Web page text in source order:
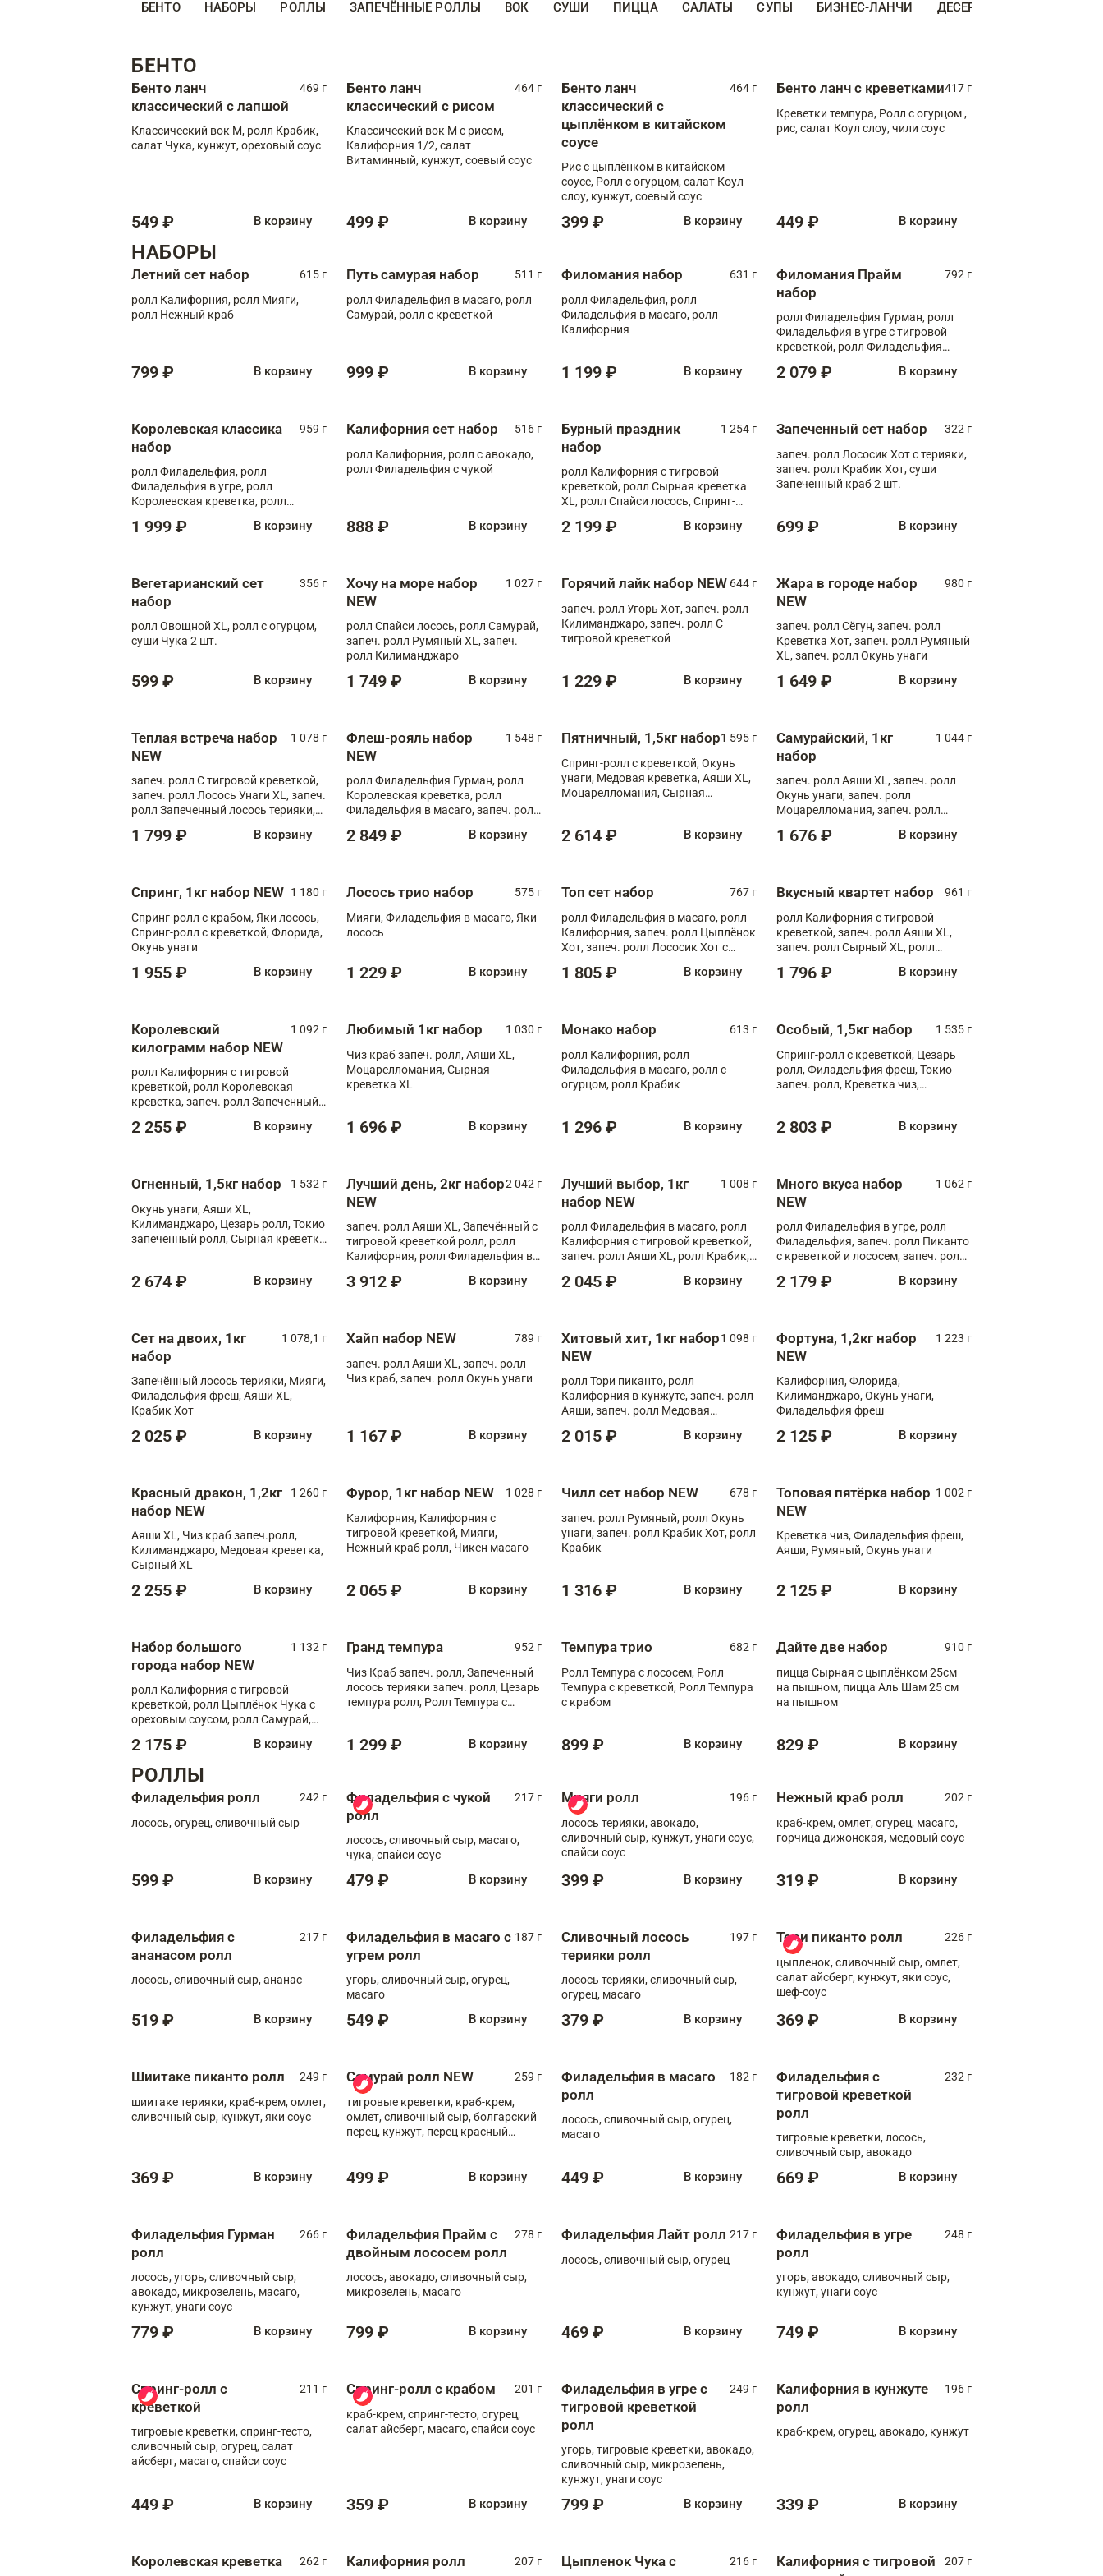
БЕНТО НАБОРЫ РОЛЛЫ ЗАПЕЧЁННЫЕ РОЛЛЫ ВОК СУШИ ПИЦЦА САЛАТЫ СУПЫ БИЗНЕС-ЛАНЧИ ДЕСЕРТЫ
БЕНТО
Бенто ланч
классический с лапшой
469 г
Классический вок М, ролл Крабик,
салат Чука, кунжут, ореховый соус
549 ₽ В корзину
Бенто ланч
классический с рисом
464 г
Классический вок М с рисом,
Калифорния 1/2, салат
Витаминный, кунжут, соевый соус
499 ₽ В корзину
Бенто ланч
классический с
цыплёнком в китайском
соусе
464 г
Рис с цыплёнком в китайском
соусе, Ролл с огурцом, салат Коул
слоу, кунжут, соевый соус
399 ₽ В корзину
Бенто ланч с креветками417 г
Креветки темпура, Ролл с огурцом ,
рис, салат Коул слоу, чили соус
449 ₽ В корзину
НАБОРЫ
Летний сет набор
615 г
ролл Калифорния, ролл Мияги,
ролл Нежный краб
799 ₽ В корзину
Путь самурая набор
511 г
ролл Филадельфия в масаго, ролл
Самурай, ролл с креветкой
999 ₽ В корзину
Филомания набор
631 г
ролл Филадельфия, ролл
Филадельфия в масаго, ролл
Калифорния
1 199 ₽ В корзину
Филомания Прайм
набор
792 г
ролл Филадельфия Гурман, ролл
Филадельфия в угре с тигровой
креветкой, ролл Филадельфия
2 079 ₽ В корзину
Королевская классика
набор
959 г
ролл Филадельфия, ролл
Филадельфия в угре, ролл
Королевская креветка, ролл
1 999 ₽ В корзину
Калифорния сет набор
516 г
ролл Калифорния, ролл с авокадо,
ролл Филадельфия с чукой
888 ₽ В корзину
Бурный праздник
набор
1 254 г
ролл Калифорния с тигровой
креветкой, ролл Сырная креветка
XL, ролл Спайси лосось, Спринг-
Медовая креветка
2 199 ₽ В корзину
Запеченный сет набор
322 г
запеч. ролл Лососик Хот с терияки,
запеч. ролл Крабик Хот, суши
Запеченный краб 2 шт.
699 ₽ В корзину
Вегетарианский сет
набор
356 г
ролл Овощной XL, ролл с огурцом,
суши Чука 2 шт.
599 ₽ В корзину
Хочу на море набор
NEW
1 027 г
ролл Спайси лосось, ролл Самурай,
запеч. ролл Румяный XL, запеч.
ролл Килиманджаро
1 749 ₽ В корзину
Горячий лайк набор NEW 644 г
запеч. ролл Угорь Хот, запеч. ролл
Килиманджаро, запеч. ролл С
тигровой креветкой
1 229 ₽ В корзину
Жара в городе набор
NEW
980 г
запеч. ролл Сёгун, запеч. ролл
Креветка Хот, запеч. ролл Румяный
XL, запеч. ролл Окунь унаги
1 649 ₽ В корзину
Теплая встреча набор
NEW
1 078 г
запеч. ролл С тигровой креветкой,
запеч. ролл Лосось Унаги XL, запеч.
ролл Запеченный лосось терияки,
1 799 ₽ В корзину
Флеш-рояль набор
NEW
1 548 г
ролл Филадельфия Гурман, ролл
Королевская креветка, ролл
Филадельфия в масаго, запеч. ролл
Тигровая креветка с моцареллой,
2 849 ₽ В корзину
Пятничный, 1,5кг набор1 595 г
Спринг-ролл с креветкой, Окунь
унаги, Медовая креветка, Аяши XL,
Моцарелломания, Сырная
2 614 ₽ В корзину
Самурайский, 1кг
набор
1 044 г
запеч. ролл Аяши XL, запеч. ролл
Окунь унаги, запеч. ролл
Моцарелломания, запеч. ролл
1 676 ₽ В корзину
Спринг, 1кг набор NEW 1 180 г
Спринг-ролл с крабом, Яки лосось,
Спринг-ролл с креветкой, Флорида,
Окунь унаги
1 955 ₽ В корзину
Лосось трио набор
575 г
Мияги, Филадельфия в масаго, Яки
лосось
1 229 ₽ В корзину
Топ сет набор
767 г
ролл Филадельфия в масаго, ролл
Калифорния, запеч. ролл Цыплёнок
Хот, запеч. ролл Лососик Хот с
1 805 ₽ В корзину
Вкусный квартет набор
961 г
ролл Калифорния с тигровой
креветкой, запеч. ролл Аяши XL,
запеч. ролл Сырный XL, ролл
1 796 ₽ В корзину
Королевский
килограмм набор NEW
1 092 г
ролл Калифорния с тигровой
креветкой, ролл Королевская
креветка, запеч. ролл Запеченный
XL, запеч. ролл Крабик Хот
2 255 ₽ В корзину
Любимый 1кг набор
1 030 г
Чиз краб запеч. ролл, Аяши XL,
Моцарелломания, Сырная
креветка XL
1 696 ₽ В корзину
Монако набор
613 г
ролл Калифорния, ролл
Филадельфия в масаго, ролл с
огурцом, ролл Крабик
1 296 ₽ В корзину
Особый, 1,5кг набор
1 535 г
Спринг-ролл с креветкой, Цезарь
ролл, Филадельфия фреш, Токио
запеч. ролл, Креветка чиз,
2 803 ₽ В корзину
Огненный, 1,5кг набор
1 532 г
Окунь унаги, Аяши XL,
Килиманджаро, Цезарь ролл, Токио
запеченный ролл, Сырная креветка
2 674 ₽ В корзину
Лучший день, 2кг набор
NEW
2 042 г
запеч. ролл Аяши XL, Запечённый с
тигровой креветкой ролл, ролл
Калифорния, ролл Филадельфия в
запеч. ролл Моцарелломания, ролл
3 912 ₽ В корзину
Лучший выбор, 1кг
набор NEW
1 008 г
ролл Филадельфия в масаго, ролл
Калифорния с тигровой креветкой,
запеч. ролл Аяши XL, ролл Крабик,
2 045 ₽ В корзину
Много вкуса набор
NEW
1 062 г
ролл Филадельфия в угре, ролл
Филадельфия, запеч. ролл Пиканто
с креветкой и лососем, запеч. ролл
2 179 ₽ В корзину
Сет на двоих, 1кг
набор
1 078,1 г
Запечённый лосось терияки, Мияги,
Филадельфия фреш, Аяши XL,
Крабик Хот
2 025 ₽ В корзину
Хайп набор NEW
789 г
запеч. ролл Аяши XL, запеч. ролл
Чиз краб, запеч. ролл Окунь унаги
1 167 ₽ В корзину
Хитовый хит, 1кг набор
NEW
1 098 г
ролл Тори пиканто, ролл
Калифорния в кунжуте, запеч. ролл
Аяши, запеч. ролл Медовая
чукой
2 015 ₽ В корзину
Фортуна, 1,2кг набор
NEW
1 223 г
Калифорния, Флорида,
Килиманджаро, Окунь унаги,
Филадельфия фреш
2 125 ₽ В корзину
Красный дракон, 1,2кг
набор NEW
1 260 г
Аяши XL, Чиз краб запеч.ролл,
Килиманджаро, Медовая креветка,
Сырный XL
2 255 ₽ В корзину
Фурор, 1кг набор NEW
1 028 г
Калифорния, Калифорния с
тигровой креветкой, Мияги,
Нежный краб ролл, Чикен масаго
2 065 ₽ В корзину
Чилл сет набор NEW
678 г
запеч. ролл Румяный, ролл Окунь
унаги, запеч. ролл Крабик Хот, ролл
Крабик
1 316 ₽ В корзину
Топовая пятёрка набор
NEW
1 002 г
Креветка чиз, Филадельфия фреш,
Аяши, Румяный, Окунь унаги
2 125 ₽ В корзину
Набор большого
города набор NEW
1 132 г
ролл Калифорния с тигровой
креветкой, ролл Цыплёнок Чука с
ореховым соусом, ролл Самурай,
ролл с крабом
2 175 ₽ В корзину
Гранд темпура
952 г
Чиз Краб запеч. ролл, Запеченный
лосось терияки запеч. ролл, Цезарь
темпура ролл, Ролл Темпура с
1 299 ₽ В корзину
Темпура трио
682 г
Ролл Темпура с лососем, Ролл
Темпура с креветкой, Ролл Темпура
с крабом
899 ₽ В корзину
Дайте две набор
910 г
пицца Сырная с цыплёнком 25см
на пышном, пицца Аль Шам 25 см
на пышном
829 ₽ В корзину
РОЛЛЫ
Филадельфия ролл
242 г
лосось, огурец, сливочный сыр
599 ₽ В корзину
Филадельфия с чукой
ролл
217 г
лосось, сливочный сыр, масаго,
чука, спайси соус
479 ₽ В корзину
Мияги ролл
196 г
лосось терияки, авокадо,
сливочный сыр, кунжут, унаги соус,
спайси соус
399 ₽ В корзину
Нежный краб ролл
202 г
краб-крем, омлет, огурец, масаго,
горчица дижонская, медовый соус
319 ₽ В корзину
Филадельфия с
ананасом ролл
217 г
лосось, сливочный сыр, ананас
519 ₽ В корзину
Филадельфия в масаго с
угрем ролл
187 г
угорь, сливочный сыр, огурец,
масаго
549 ₽ В корзину
Сливочный лосось
терияки ролл
197 г
лосось терияки, сливочный сыр,
огурец, масаго
379 ₽ В корзину
Тори пиканто ролл
226 г
цыпленок, сливочный сыр, омлет,
салат айсберг, кунжут, яки соус,
шеф-соус
369 ₽ В корзину
Шиитаке пиканто ролл
249 г
шиитаке терияки, краб-крем, омлет,
сливочный сыр, кунжут, яки соус
369 ₽ В корзину
Самурай ролл NEW
259 г
тигровые креветки, краб-крем,
омлет, сливочный сыр, болгарский
перец, кунжут, перец красный
499 ₽ В корзину
Филадельфия в масаго
ролл
182 г
лосось, сливочный сыр, огурец,
масаго
449 ₽ В корзину
Филадельфия с
тигровой креветкой
ролл
232 г
тигровые креветки, лосось,
сливочный сыр, авокадо
669 ₽ В корзину
Филадельфия Гурман
ролл
266 г
лосось, угорь, сливочный сыр,
авокадо, микрозелень, масаго,
кунжут, унаги соус
779 ₽ В корзину
Филадельфия Прайм с
двойным лососем ролл
278 г
лосось, авокадо, сливочный сыр,
микрозелень, масаго
799 ₽ В корзину
Филадельфия Лайт ролл 217 г
лосось, сливочный сыр, огурец
469 ₽ В корзину
Филадельфия в угре
ролл
248 г
угорь, авокадо, сливочный сыр,
кунжут, унаги соус
749 ₽ В корзину
Спринг-ролл с
креветкой
211 г
тигровые креветки, спринг-тесто,
сливочный сыр, огурец, салат
айсберг, масаго, спайси соус
449 ₽ В корзину
Спринг-ролл с крабом
201 г
краб-крем, спринг-тесто, огурец,
салат айсберг, масаго, спайси соус
359 ₽ В корзину
Филадельфия в угре с
тигровой креветкой
ролл
249 г
угорь, тигровые креветки, авокадо,
сливочный сыр, микрозелень,
кунжут, унаги соус
799 ₽ В корзину
Калифорния в кунжуте
ролл
196 г
краб-крем, огурец, авокадо, кунжут
339 ₽ В корзину
Королевская креветка
262 г Калифорния ролл 207 г
Цыпленок Чука с
216 г
Калифорния с тигровой
207 г